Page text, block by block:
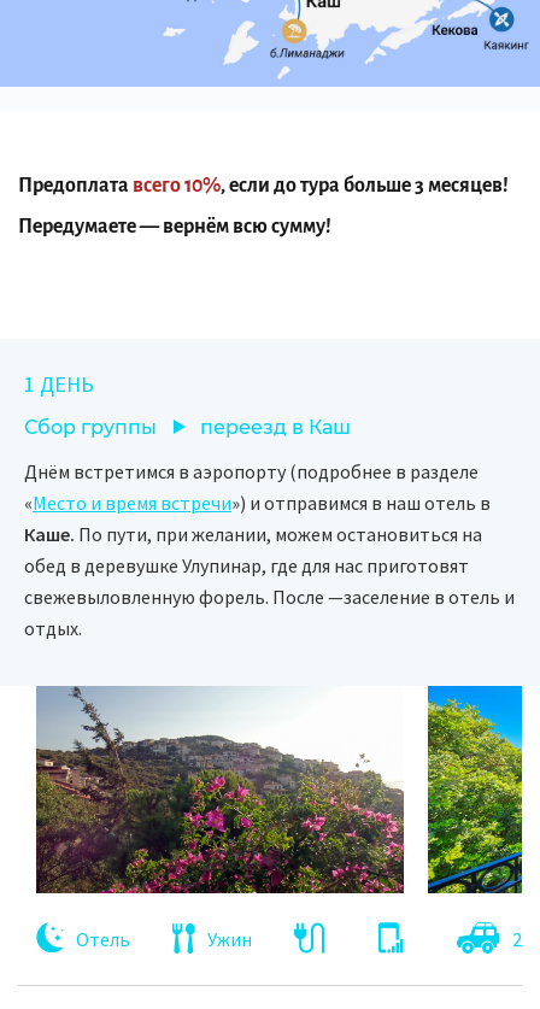
Предоплата всего 10%, если до тура больше 3 месяцев!
Передумаете — вернём всю сумму!
1 ДЕНЬ
Сбор группы переезд в Каш
Днём встретимся в аэропорту (подробнее в разделе
«Место и время встречи») и отправимся в наш отель в
Каше. По пути, при желании, можем остановиться на
обед в деревушке Улупинар, где для нас приготовят
свежевыловленную форель. После —заселение в отель и
отдых.
Отель Ужин